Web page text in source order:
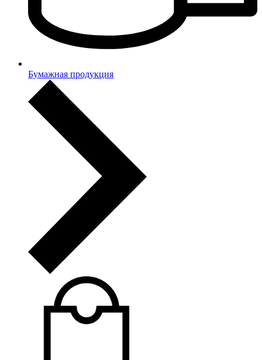
Бумажная продукция